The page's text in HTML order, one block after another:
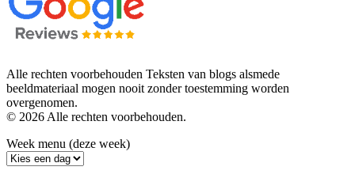
Alle rechten voorbehouden Teksten van blogs alsmede
beeldmateriaal mogen nooit zonder toestemming worden
overgenomen.
© 2026 Alle rechten voorbehouden.
Week menu (deze week)